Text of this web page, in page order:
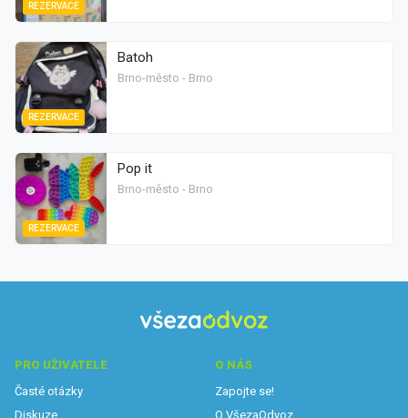
REZERVACE
REZERVACE
Batoh
Brno-město - Brno
REZERVACE
Pop it
Brno-město - Brno
PRO UŽIVATELE
Časté otázky
Diskuze
O NÁS
Zapojte se!
O VšezaOdvoz